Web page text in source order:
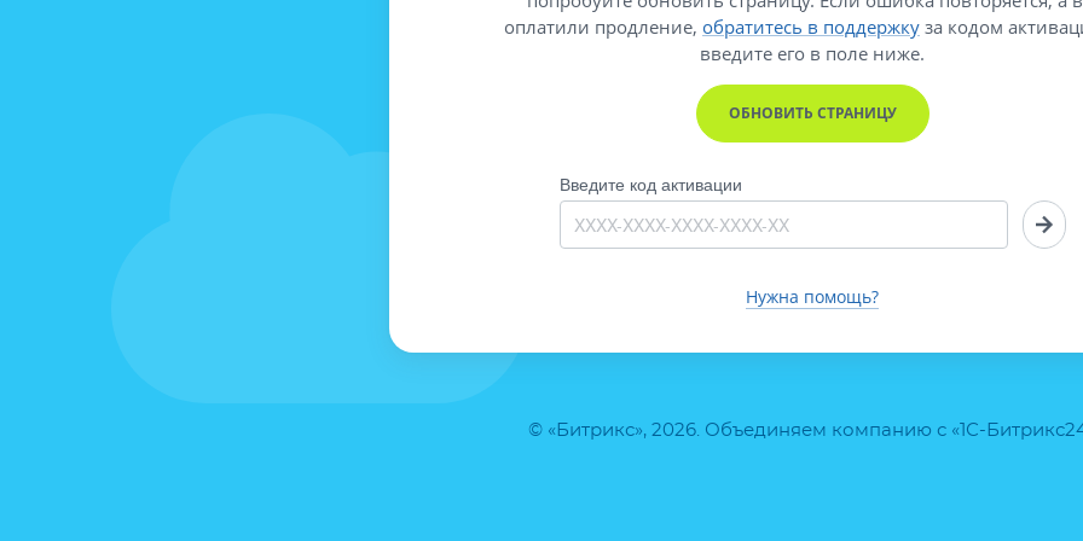
© «Битрикс», 2026. Объединяем компанию с «1С-
оплатили продление, обратитесь в поддержку за кодом
введите его в поле ниже.
ОБНОВИТЬ СТРАНИЦУ
Введите код активации
Нужна помощь?